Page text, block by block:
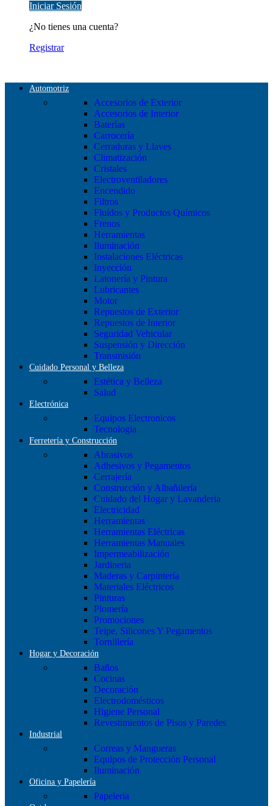
Iniciar Sesión
¿No tienes una cuenta?
Registrar
Automotriz
Accesorios de Exterior
Accesorios de Interior
Baterías
Carrocería
Cerraduras y Llaves
Climatización
Cristales
Electroventiladores
Encendido
Filtros
Fluídos y Productos Químicos
Frenos
Herramientas
Iluminación
Instalaciones Eléctricas
Inyección
Latonería y Pintura
Lubricantes
Motor
Repuestos de Exterior
Repuestos de Interior
Seguridad Vehicular
Suspensión y Dirección
Transmisión
Cuidado Personal y Belleza
Estética y Belleza
Salud
Electrónica
Equipos Electronicos
Tecnologia
Ferretería y Construcción
Abrasivos
Adhesivos y Pegamentos
Cerrajería
Construcción y Albañilería
Cuidado del Hogar y Lavanderia
Electricidad
Herramientas
Herramientas Eléctricas
Herramientas Manuales
Impermeabilización
Jardineria
Maderas y Carpintería
Materiales Eléctricos
Pinturas
Plomería
Promociones
Teipe, Silicones Y Pegamentos
Tornillería
Hogar y Decoración
Baños
Cocinas
Decoración
Electrodomésticos
Higiene Personal
Revestimientos de Pisos y Paredes
Industrial
Correas y Mangueras
Equipos de Protección Personal
Iluminación
Oficina y Papelería
Papeleria